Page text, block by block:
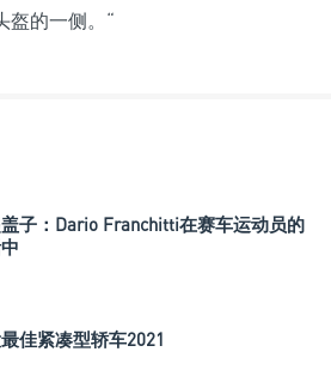
盔的一侧。“
子：Dario Franchitti在赛车运动员的
佳紧凑型轿车2021